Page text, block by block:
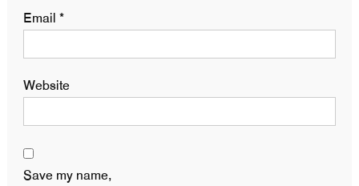
Email *
Website
Save my name,